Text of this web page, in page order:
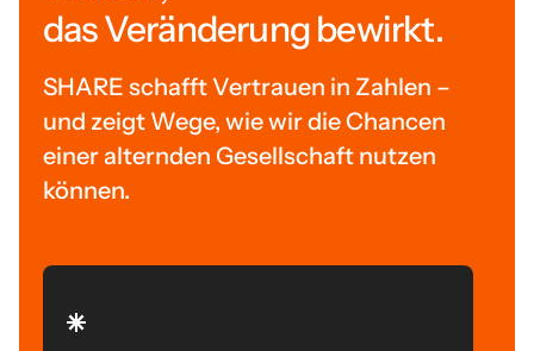
das Veränderung bewirkt.
SHARE schafft Vertrauen in Zahlen –
und zeigt Wege, wie wir die Chancen
einer alternden Gesellschaft nutzen
können.